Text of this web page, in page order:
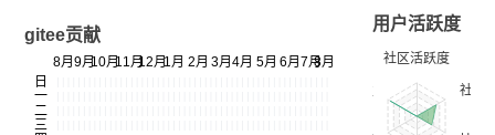
gitee贡献
用户活跃度